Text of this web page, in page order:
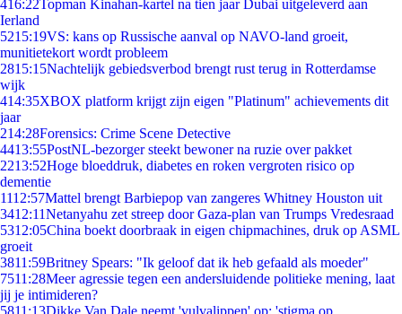
416:22Topman Kinahan-kartel na tien jaar Dubai uitgeleverd aan
Ierland
5215:19VS: kans op Russische aanval op NAVO-land groeit,
munitietekort wordt probleem
2815:15Nachtelijk gebiedsverbod brengt rust terug in Rotterdamse
wijk
414:35XBOX platform krijgt zijn eigen "Platinum" achievements dit
jaar
214:28Forensics: Crime Scene Detective
4413:55PostNL-bezorger steekt bewoner na ruzie over pakket
2213:52Hoge bloeddruk, diabetes en roken vergroten risico op
dementie
1112:57Mattel brengt Barbiepop van zangeres Whitney Houston uit
3412:11Netanyahu zet streep door Gaza-plan van Trumps Vredesraad
5312:05China boekt doorbraak in eigen chipmachines, druk op ASML
groeit
3811:59Britney Spears: "Ik geloof dat ik heb gefaald als moeder"
7511:28Meer agressie tegen een andersluidende politieke mening, laat
jij je intimideren?
5811:13Dikke Van Dale neemt 'vulvalippen' op: 'stigma op